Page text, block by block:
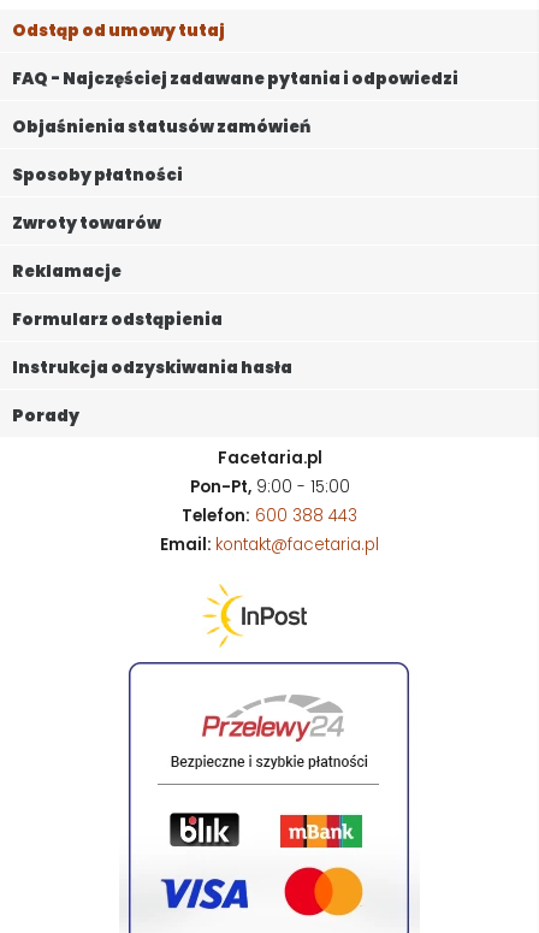
Odstąp od umowy tutaj
FAQ - Najczęściej zadawane pytania i odpowiedzi
Objaśnienia statusów zamówień
Sposoby płatności
Zwroty towarów
Reklamacje
Formularz odstąpienia
Instrukcja odzyskiwania hasła
Porady
Facetaria.pl
Pon-Pt,9:00 - 15:00
Telefon: 600 388 443
Email: kontakt@facetaria.pl